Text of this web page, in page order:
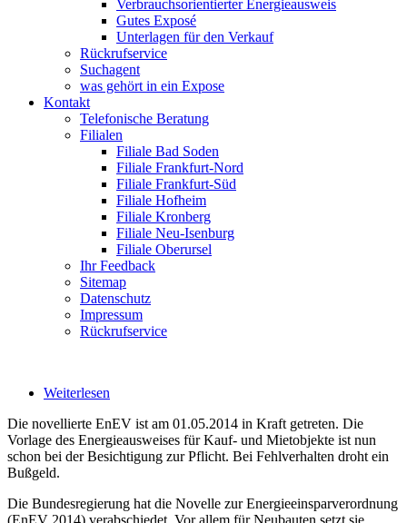
Verbrauchsorientierter Energieausweis
Gutes Exposé
Unterlagen für den Verkauf
Rückrufservice
Suchagent
was gehört in ein Expose
Kontakt
Telefonische Beratung
Filialen
Filiale Bad Soden
Filiale Frankfurt-Nord
Filiale Frankfurt-Süd
Filiale Hofheim
Filiale Kronberg
Filiale Neu-Isenburg
Filiale Oberursel
Ihr Feedback
Sitemap
Datenschutz
Impressum
Rückrufservice
Weiterlesen
Die novellierte EnEV ist am 01.05.2014 in Kraft getreten. Die
Vorlage des Energieausweises für Kauf- und Mietobjekte ist nun
schon bei der Besichtigung zur Pflicht. Bei Fehlverhalten droht ein
Bußgeld.
Die Bundesregierung hat die Novelle zur Energieeinsparverordnung
(EnEV 2014) verabschiedet. Vor allem für Neubauten setzt sie